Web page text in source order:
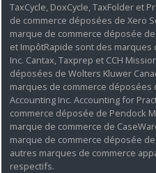
TaxCycle, DoxCycle, TaxFolder et
de commerce déposées de Xero
marque de commerce déposée
et ImpôtRapide sont des
Inc. Cantax, Taxprep et CCH
déposées de Wolters Kluwer
marques de commerce déposées
Accounting Inc. Accounting for
commerce déposée de Pendock
marque de commerce de
marque de commerce déposée
autres marques de commerce
respectifs.